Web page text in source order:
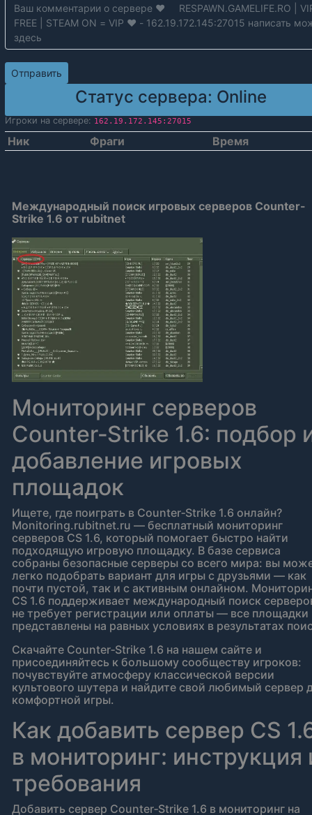
Статус сервера: Online
Игроки на сервере: 162.19.172.145:27015
Ник Фраги Время
Международный поиск игровых серверов Counter-
Strike 1.6 от rubitnet
Мониторинг серверов
Counter‑Strike 1.6: подбор
добавление игровых
площадок
Ищете, где поиграть в Counter‑Strike 1.6 онлайн?
Monitoring.rubitnet.ru — бесплатный мониторинг
серверов CS 1.6, который помогает быстро найти
подходящую игровую площадку. В базе сервиса
собраны безопасные серверы со всего мира: вы
легко подобрать вариант для игры с друзьями — как
почти пустой, так и с активным онлайном.
CS 1.6 поддерживает международный поиск
не требует регистрации или оплаты — все площадки
представлены на равных условиях в результатах
Скачайте Counter‑Strike 1.6 на нашем сайте и
присоединяйтесь к большому сообществу игроков:
почувствуйте атмосферу классической версии
культового шутера и найдите свой любимый сервер
комфортной игры.
Как добавить сервер CS
в мониторинг: инструкция
требования
Добавить сервер Counter‑Strike 1.6 в мониторинг на